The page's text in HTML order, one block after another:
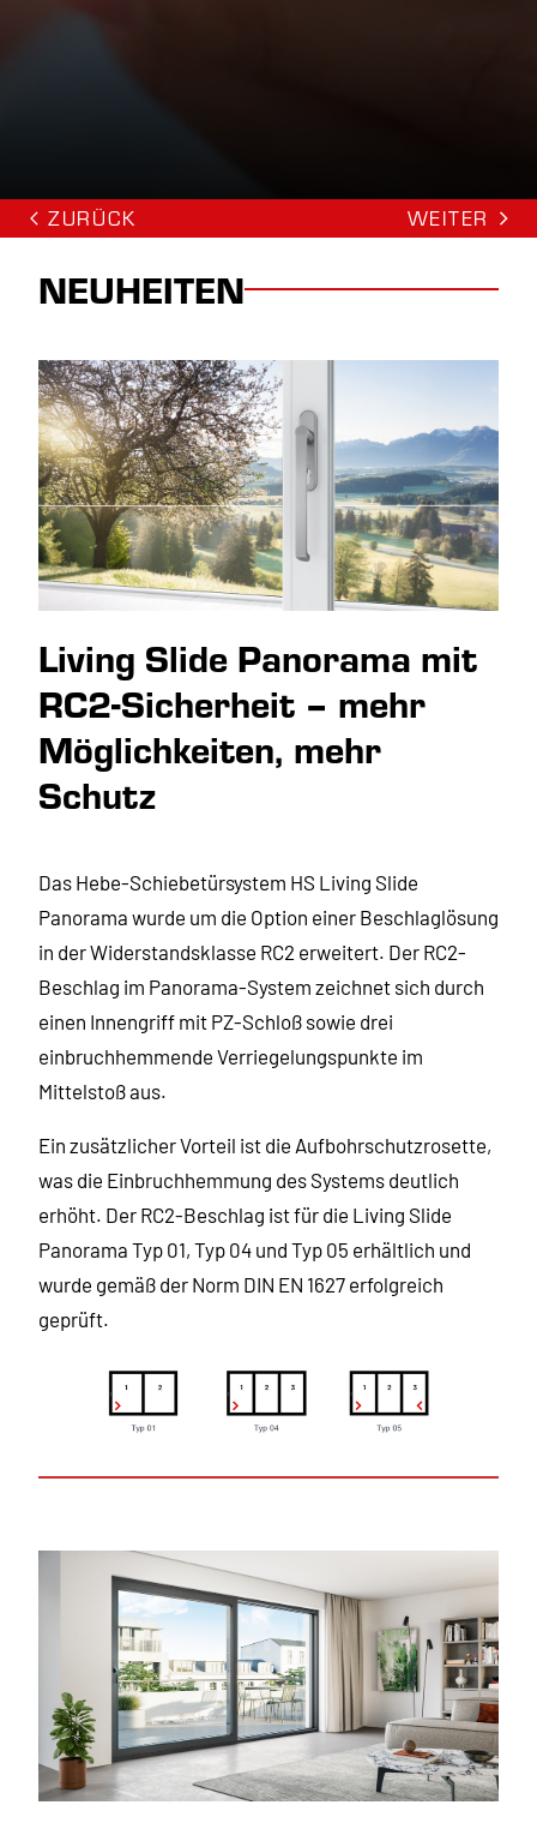
ZURÜCK WEITER
NEUHEITEN
Living Slide Panorama mit
RC2-Sicherheit – mehr
Möglichkeiten, mehr
Schutz
Das Hebe-Schiebetürsystem HS Living Slide
Panorama wurde um die Option einer Beschlaglösung
in der Widerstandsklasse RC2 erweitert. Der RC2-
Beschlag im Panorama-System zeichnet sich durch
einen Innengriff mit PZ-Schloß sowie drei
einbruchhemmende Verriegelungspunkte im
Mittelstoß aus.
Ein zusätzlicher Vorteil ist die Aufbohrschutzrosette,
was die Einbruchhemmung des Systems deutlich
erhöht. Der RC2-Beschlag ist für die Living Slide
Panorama Typ 01, Typ 04 und Typ 05 erhältlich und
wurde gemäß der Norm DIN EN 1627 erfolgreich
geprüft.